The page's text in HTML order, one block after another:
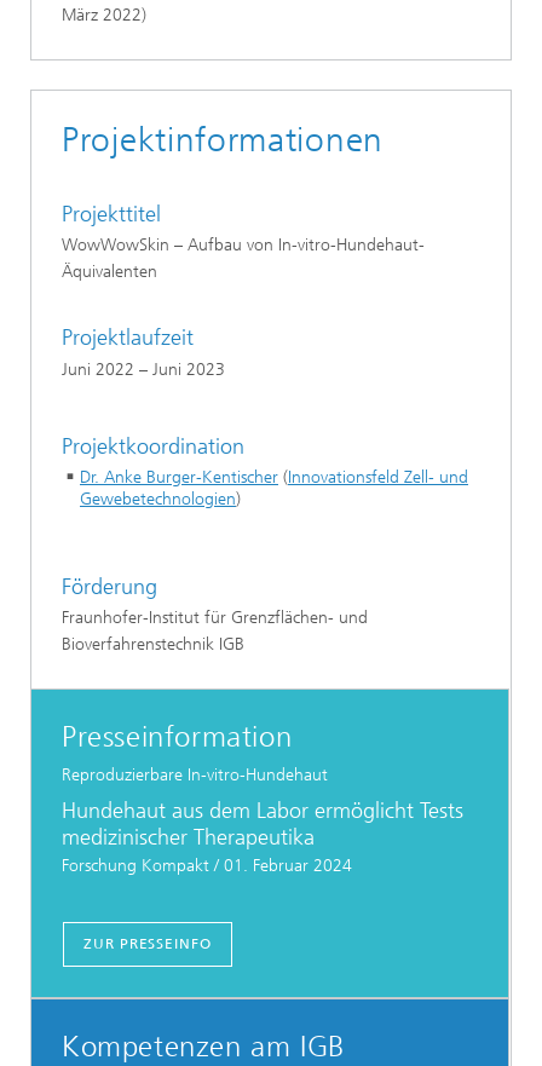
März 2022)
Projektinformationen
Projekttitel
WowWowSkin – Aufbau von In-vitro-Hundehaut-
Äquivalenten
Projektlaufzeit
Juni 2022 – Juni 2023
Projektkoordination
Dr. Anke Burger-Kentischer (Innovationsfeld Zell- und
Gewebetechnologien)
Förderung
Fraunhofer-Institut für Grenzflächen- und
Bioverfahrenstechnik IGB
Presseinformation
Reproduzierbare In-vitro-Hundehaut
Hundehaut aus dem Labor ermöglicht Tests
medizinischer Therapeutika
Forschung Kompakt / 01. Februar 2024
ZUR PRESSEINFO
Kompetenzen am IGB